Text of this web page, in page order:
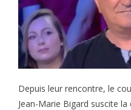
Depuis leur rencontre, le
Jean-Marie Bigard suscite